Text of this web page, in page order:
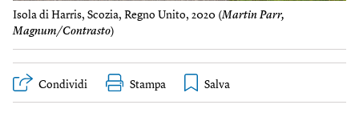
Isola di Harris, Scozia, Regno Unito, 2020 (Martin Parr,
Magnum/Contrasto)
Condividi Stampa